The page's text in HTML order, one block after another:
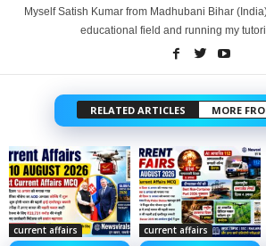
Myself Satish Kumar from Madhubani Bihar
educational field and running my
RELATED ARTICLES MORE
current affairs current affairs